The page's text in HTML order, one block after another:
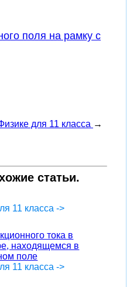
поля на рамку с
для 11 класса →
статьи.
11 класса ->
тока в
находящемся в
поле
11 класса ->